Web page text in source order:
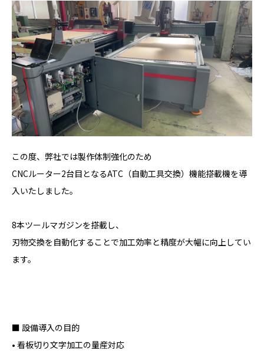
この度、弊社では製作体制強化のため
CNCルーター2台目となるATC（自動工具交換）機能搭載機を導
入いたしました。
8本ツールマガジンを搭載し、
刃物交換を自動化することで加工効率と精度が大幅に向上してい
ます。
■ 設備導入の目的
• 看板切り文字加工の量産対応